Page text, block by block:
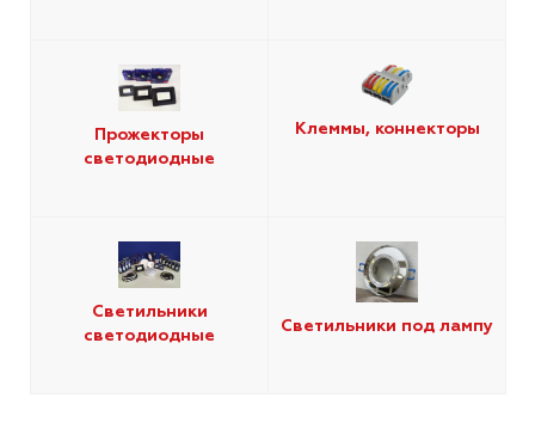
Прожекторы
светодиодные
Клеммы, коннекторы
Светильники
светодиодные
Светильники под лампу